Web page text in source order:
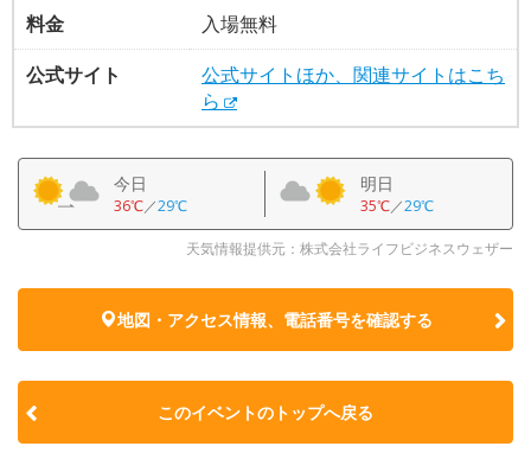
料金
入場無料
公式サイト
公式サイトほか、関連サイトはこち
ら
今日
36℃／29℃
明日
35℃／29℃
天気情報提供元：株式会社ライフビジネスウェザー
地図・アクセス情報、電話番号を確認する
このイベントのトップへ戻る